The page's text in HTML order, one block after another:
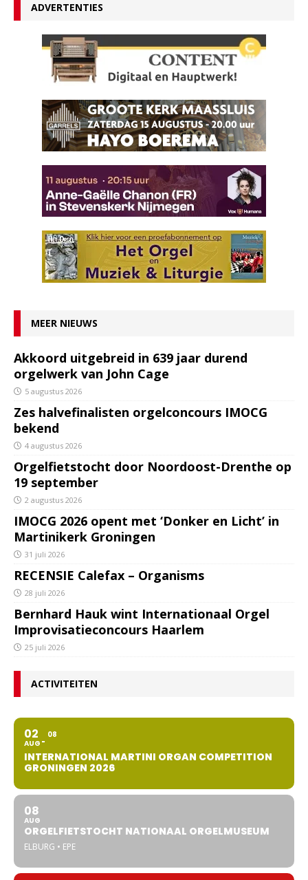
ADVERTENTIES
MEER NIEUWS
Akkoord uitgebreid in 639 jaar durend
orgelwerk van John Cage
5 augustus 2026
Zes halvefinalisten orgelconcours IMOCG
bekend
4 augustus 2026
Orgelfietstocht door Noordoost-Drenthe op
19 september
2 augustus 2026
IMOCG 2026 opent met ‘Donker en Licht’ in
Martinikerk Groningen
31 juli 2026
RECENSIE Calefax – Organisms
28 juli 2026
Bernhard Hauk wint Internationaal Orgel
Improvisatieconcours Haarlem
25 juli 2026
ACTIVITEITEN
02
AUG
08
INTERNATIONAL MARTINI ORGAN COMPETITION
GRONINGEN 2026
08
AUG
ORGELFIETSTOCHT NATIONAAL ORGELMUSEUM
ELBURG • EPE